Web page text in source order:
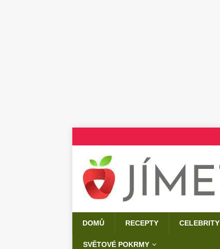
DOMŮ RECEPTY CELEBRITY
SVĚTOVÉ POKRMY